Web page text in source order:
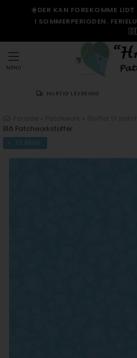
☀️DER KAN FOREKOMME LIDT
I SOMMERPERIODEN.
MENU
HURTIG LEVERING
Blå Patchworkstoffer
TILBAGE